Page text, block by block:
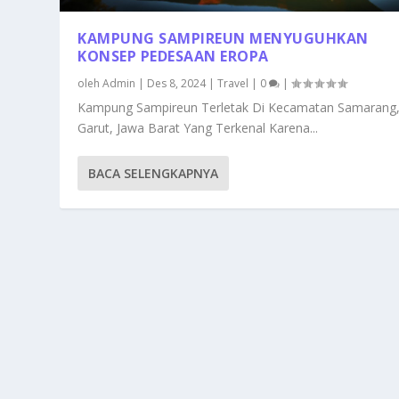
KAMPUNG SAMPIREUN MENYUGUHKAN
KONSEP PEDESAAN EROPA
olehAdmin | Des 8, 2024|Travel | 0 |
Kampung Sampireun Terletak Di Kecamatan
Garut, Jawa Barat Yang Terkenal Karena...
BACA SELENGKAPNYA